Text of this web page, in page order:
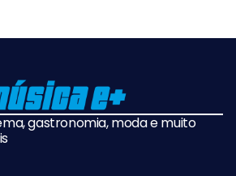
gastronomia, moda e muito